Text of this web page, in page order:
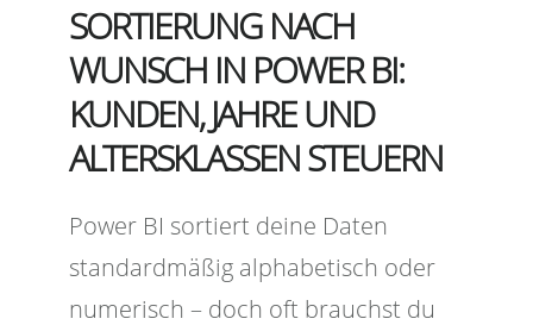
SORTIERUNG NACH
WUNSCH IN POWER BI:
KUNDEN, JAHRE UND
ALTERSKLASSEN STEUERN
Power BI sortiert deine Daten
standardmäßig alphabetisch oder
numerisch – doch oft brauchst du